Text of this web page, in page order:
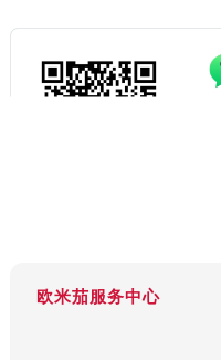
欧米茄服务中心